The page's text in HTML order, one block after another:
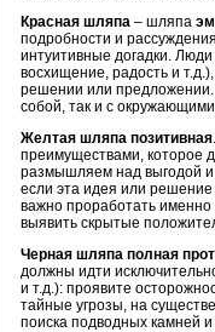
Красная шляпа – шляпа
подробности и
интуитивные догадки.
восхищение, радость и
решении или предложении.
собой, так и с
Желтая шляпа позитивная
преимуществами, которое
размышляем над выгодой
если эта идея или решение
важно проработать именно
выявить скрытые
Черная шляпа полная
должны идти
и т.д.): проявите
тайные угрозы, на
поиска подводных камней